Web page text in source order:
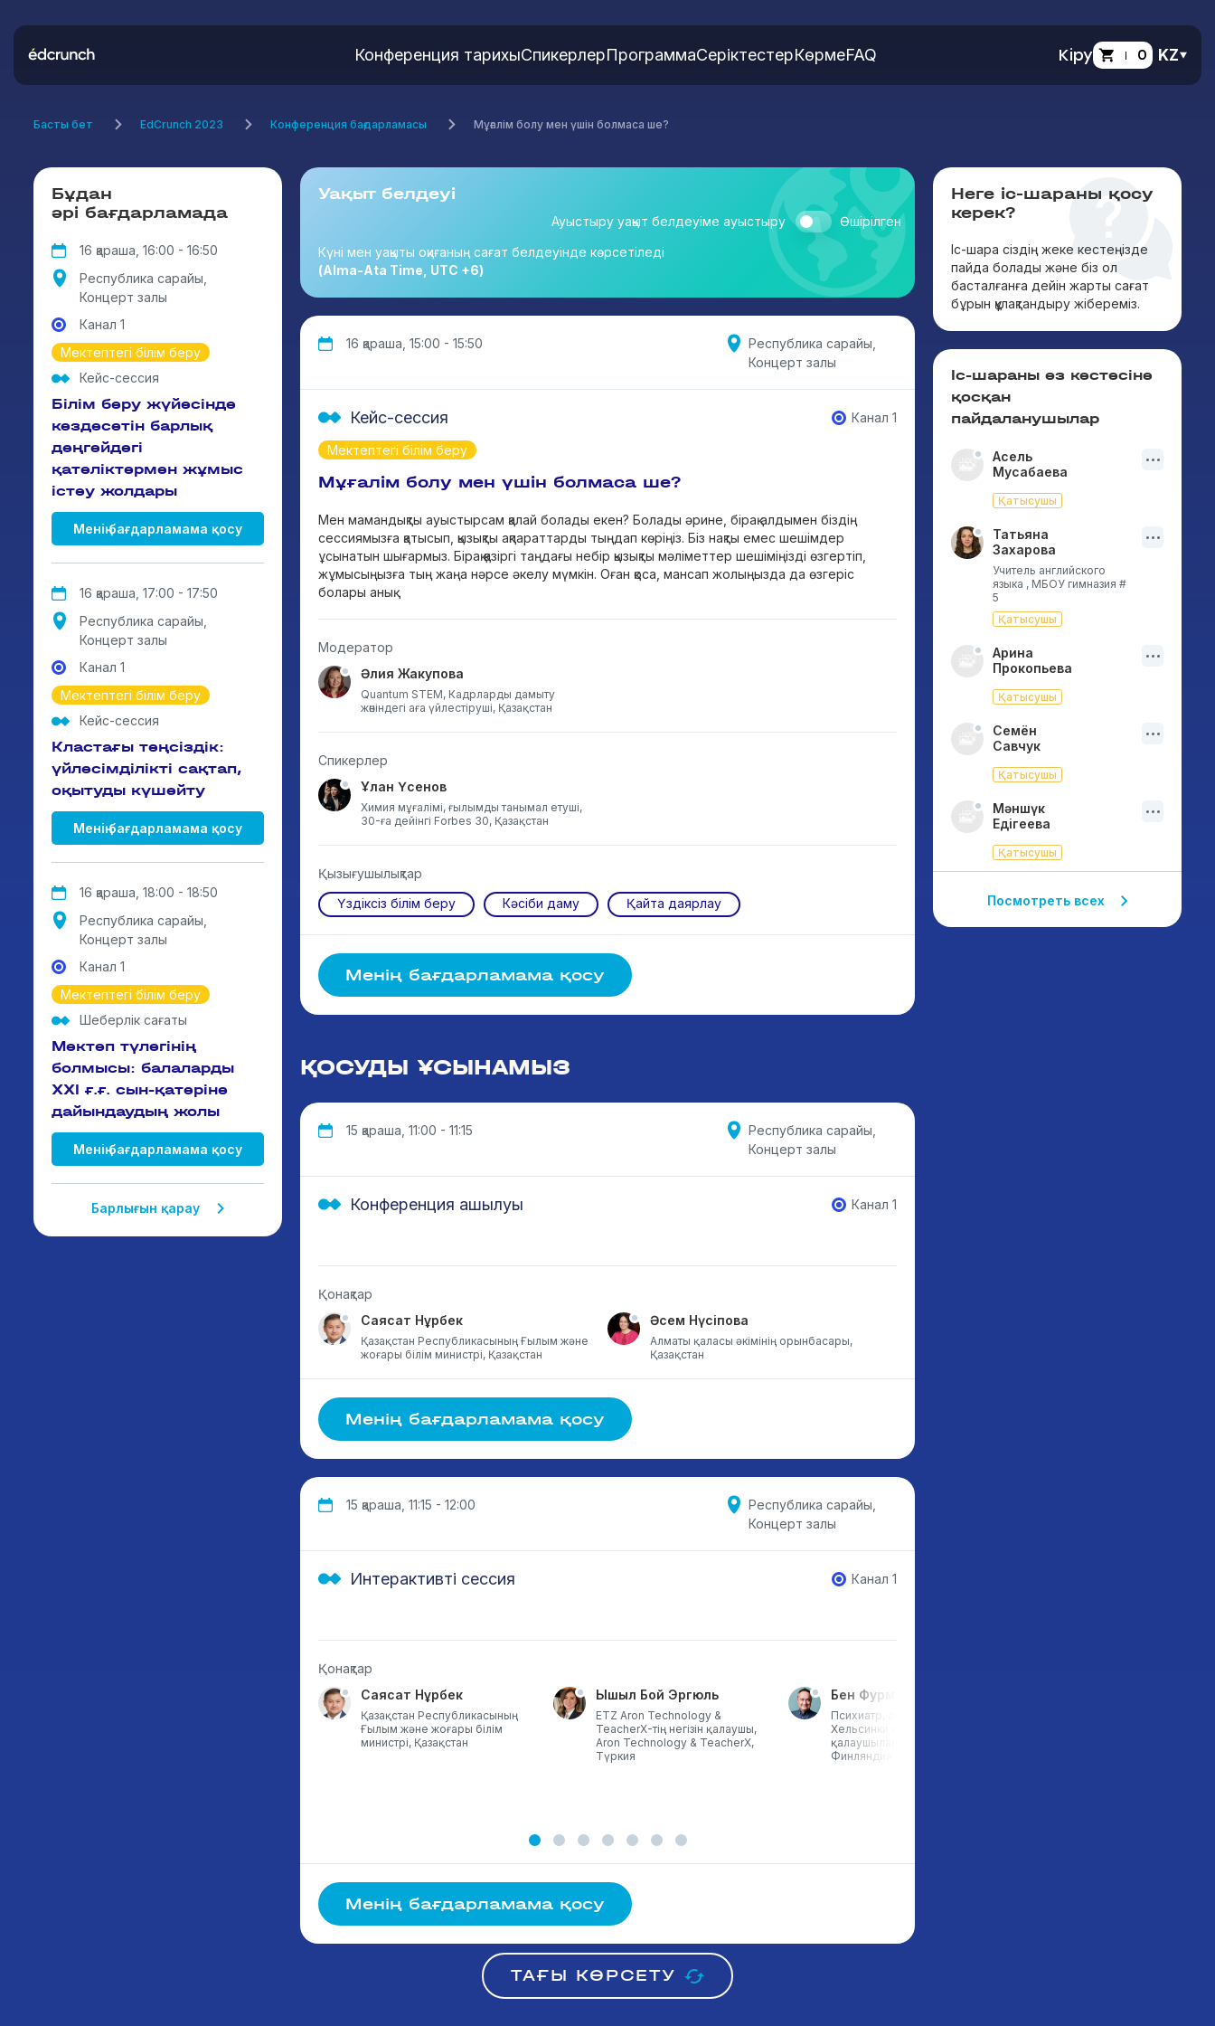
Конференция тарихыСпикерлерПрограммаСеріктестерКөрмеFAQ Кіру 0 KZ
Басты бет EdCrunch 2023 Конференция бағдарламасы Мұғалім болу мен үшін болмаса ше?
Бұдан
әрі бағдарламада
16 қараша, 16:00 - 16:50
Республика сарайы,
Концерт залы
Канал 1
Мектептегі білім беру
Кейс-сессия
Білім беру жүйесінде
кездесетін барлық
деңгейдегі
қателіктермен жұмыс
істеу жолдары
Менің бағдарламама қосу
16 қараша, 17:00 - 17:50
Республика сарайы,
Концерт залы
Канал 1
Мектептегі білім беру
Кейс-сессия
Кластағы теңсіздік:
үйлесімділікті сақтап,
оқытуды күшейту
Менің бағдарламама қосу
16 қараша, 18:00 - 18:50
Республика сарайы,
Концерт залы
Канал 1
Мектептегі білім беру
Шеберлік сағаты
Мектеп түлегінің
болмысы: балаларды
ХХІ ғ.ғ. сын-қатеріне
дайындаудың жолы
Менің бағдарламама қосу
Барлығын қарау
Уақыт белдеуі
Күні мен уақыты оқиғаның сағат белдеуінде көрсетіледі
(Alma-Ata Time, UTC +6)
Ауыстыру уақыт белдеуіме ауыстыру Өшірілген
16 қараша, 15:00 - 15:50
Республика сарайы,
Концерт залы
Мектептегі білім беру
Кейс-сессия Канал 1
Мұғалім болу мен үшін болмаса ше?
Мен мамандықты ауыстырсам қалай болады екен? Болады әрине, бірақ алдымен біздің
сессиямызға қатысып, қызықты ақпараттарды тыңдап көріңіз. Біз нақты емес шешімдер
ұсынатын шығармыз. Бірақ қазіргі таңдағы небір қызықты мәліметтер шешіміңізді өзгертіп,
жұмысыңызға тың жаңа нәрсе әкелу мүмкін. Оған қоса, мансап жолыңызда да өзгеріс
болары анық.
Модератор
Әлия Жакупова
Quantum STEM, Кадрларды дамыту
жөніндегі аға үйлестіруші, Қазақстан
Спикерлер
Ұлан Үсенов
Химия мұғалімі, ғылымды танымал етуші,
30-ға дейінгі Forbes 30, Қазақстан
Қызығушылықтар
Үздіксіз білім беру
Кәсіби даму Қайта даярлау
Менің бағдарламама қосу
ҚОСУДЫ ҰСЫНАМЫЗ
15 қараша, 11:00 - 11:15
Республика сарайы,
Концерт залы
Конференция ашылуы Канал 1
Қонақтар
Саясат Нұрбек
Қазақстан Республикасының Ғылым және
жоғары білім министрі, Қазақстан
Әсем Нүсіпова
Алматы қаласы әкімінің орынбасары,
Қазақстан
Менің бағдарламама қосу
15 қараша, 11:15 - 12:00
Республика сарайы,
Концерт залы
Интерактивті сессия Канал 1
Қонақтар
Саясат Нұрбек
Қазақстан Республикасының
Ғылым және жоғары білім
министрі, Қазақстан
Ышыл Бой Эргюль
ETZ Aron Technology &
TeacherX-тің негізін қалаушы,
Aron Technology & TeacherX,
Түркия
Бен Фурман
Психиатр, әлемдік тренер,
Хельсинки институтының негізін
қалаушылардың бірі,
Финляндия
Менің бағдарламама қосу
ТАҒЫ КӨРСЕТУ
Неге іс-шараны қосу
керек?
Іс-шара сіздің жеке кестеңізде
пайда болады және біз ол
басталғанға дейін жарты сағат
бұрын құлақтандыру жібереміз.
Іс-шараны өз кестесіне
қосқан
пайдаланушылар
Асель
Мусабаева
Қатысушы
Татьяна
Захарова
Учитель английского
языка , МБОУ гимназия #
5
Қатысушы
Арина
Прокопьева
Қатысушы
Семён
Савчук
Қатысушы
Мәншүк
Едігеева
Қатысушы
Посмотреть всех